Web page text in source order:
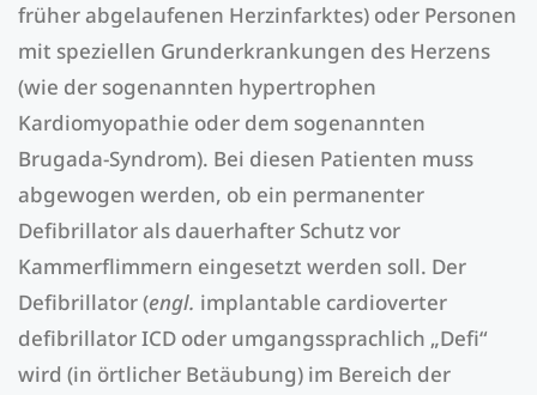
früher abgelaufenen Herzinfarktes) oder Personen
mit speziellen Grunderkrankungen des Herzens
(wie der sogenannten hypertrophen
Kardiomyopathie oder dem sogenannten
Brugada-Syndrom). Bei diesen Patienten muss
abgewogen werden, ob ein permanenter
Defibrillator als dauerhafter Schutz vor
Kammerflimmern eingesetzt werden soll. Der
Defibrillator (engl. implantable cardioverter
defibrillator ICD oder umgangssprachlich „Defi“
wird (in örtlicher Betäubung) im Bereich der